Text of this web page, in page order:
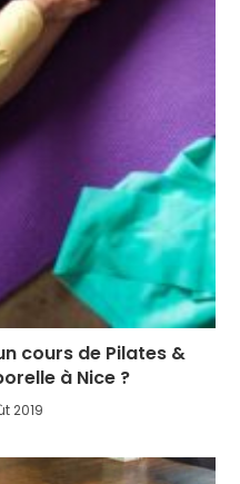
cours de Pilates &
à Nice ?
2019